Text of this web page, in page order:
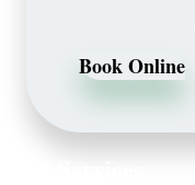
Book Online